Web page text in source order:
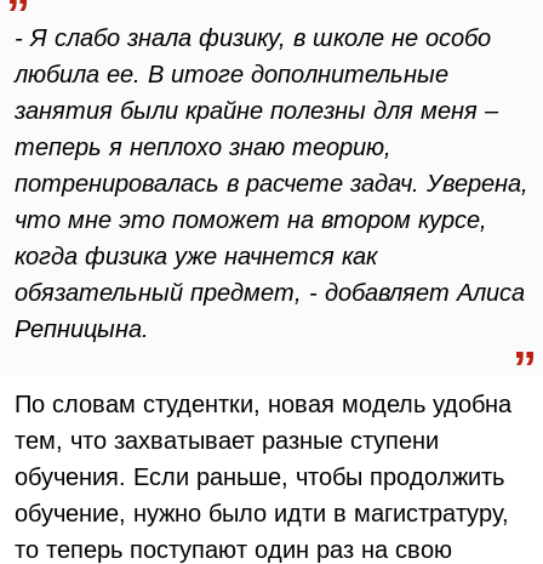
- Я слабо знала физику, в школе не особо
любила ее. В итоге дополнительные
занятия были крайне полезны для меня –
теперь я неплохо знаю теорию,
потренировалась в расчете задач. Уверена,
что мне это поможет на втором курсе,
когда физика уже начнется как
обязательный предмет, - добавляет Алиса
Репницына.
По словам студентки, новая модель удобна
тем, что захватывает разные ступени
обучения. Если раньше, чтобы продолжить
обучение, нужно было идти в магистратуру,
то теперь поступают один раз на свою